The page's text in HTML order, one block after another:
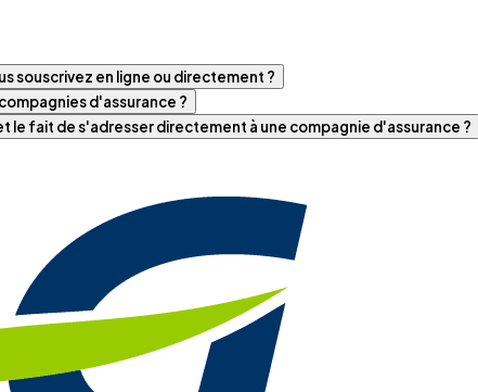
souscrivez en ligne ou directement ?
d'assurance ?
le fait de s'adresser directement à une compagnie d'assurance ?